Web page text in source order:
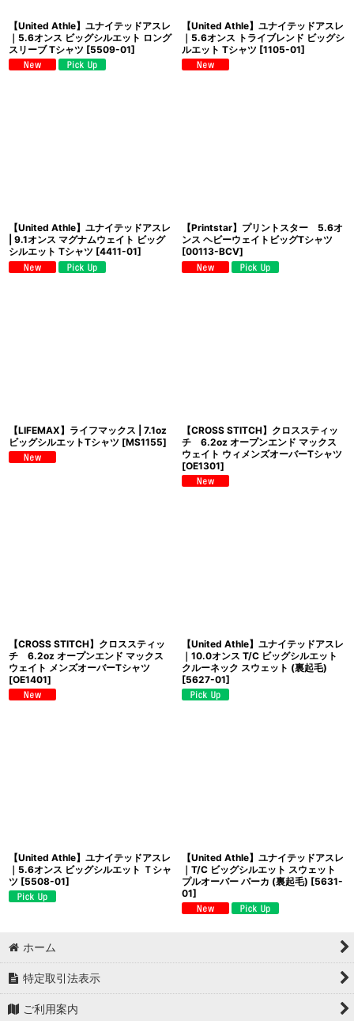
【United Athle】ユナイテッドアスレ
｜5.6オンス ビッグシルエット ロング
スリーブ Tシャツ [5509-01]
【United Athle】ユナイテッドアスレ
｜5.6オンス トライブレンド ビッグシ
ルエット Tシャツ [1105-01]
【United Athle】ユナイテッドアスレ
| 9.1オンス マグナムウェイト ビッグ
シルエット Tシャツ [4411-01]
【Printstar】プリントスター 5.6オ
ンス ヘビーウェイトビッグTシャツ
[00113-BCV]
【LIFEMAX】ライフマックス | 7.1oz
ビッグシルエットTシャツ [MS1155]
【CROSS STITCH】クロススティッ
チ 6.2oz オープンエンド マックス
ウェイト ウィメンズオーバーTシャツ
[OE1301]
【CROSS STITCH】クロススティッ
チ 6.2oz オープンエンド マックス
ウェイト メンズオーバーTシャツ
[OE1401]
【United Athle】ユナイテッドアスレ
｜10.0オンス T/C ビッグシルエット
クルーネック スウェット (裏起毛)
[5627-01]
【United Athle】ユナイテッドアスレ
｜5.6オンス ビッグシルエット Ｔシャ
ツ [5508-01]
【United Athle】ユナイテッドアスレ
｜T/C ビッグシルエット スウェット
プルオーバー パーカ (裏起毛) [5631-
01]
ホーム
特定取引法表示
ご利用案内